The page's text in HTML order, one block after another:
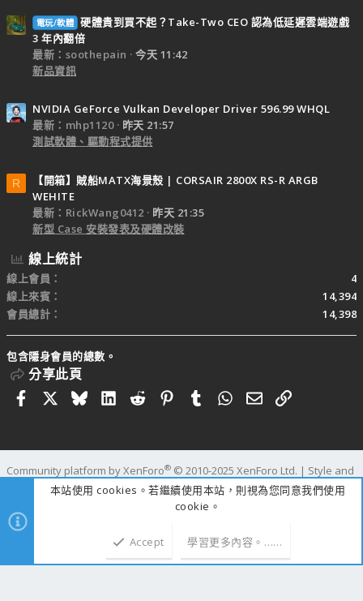
電玩/軟體 硬體貴到買不起？Take-Two CEO 認為低延遲雲端遊戲
3 年內翻倍
最新：soothepain
今天 11:42
新品資訊
NVIDIA GeForce Vulkan Developer Driver 596.99 WHQL
最新：mhp1120
昨天 21:57
測試軟體、驅動程式提供
R
【開箱】賊船MATX海景殼 | CORSAIR 2800X RS-R ARGB
WEHITE
最新：RickWang0412
昨天 21:35
新型 Case 安裝發表及硬體改裝
線上統計
線上會員
4
線上來賓
14,394
會員總計
14,398
包含隱身會員的總數。
分享此頁
FacebookBlueskyLinkedIn
RedditPinterestTumblrWhatsApp
電子郵件
連結
Community platform by XenForo® © 2010-2025 XenForo Ltd. | Style and
add-ons by ThemeHouse
時間 1.0896s
本站使用 cookies。若繼續使用本站，則視為您同意我們使用
cookie。
Accept 學習更多內容。……